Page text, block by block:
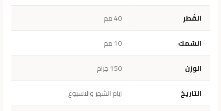
القُطر
40 مم
السُمك
10 مم
الوزن
150 جرام
التاريخ
ايام الشهر والاسبوع